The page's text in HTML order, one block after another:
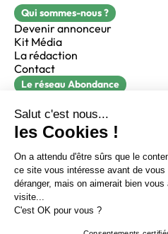
Sur LinkedIn
Sur X Sur
Newsletter Abondance
Qui sommes-nous ?
Devenir annonceur
Kit Média
La rédaction
Contact
Le réseau Abondance
Réacteur
alfie formation